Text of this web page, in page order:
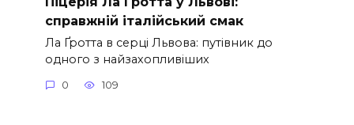
справжній італійський смак
Ла Ґротта в серці Львова: путівник до
одного з найзахопливіших
0 109